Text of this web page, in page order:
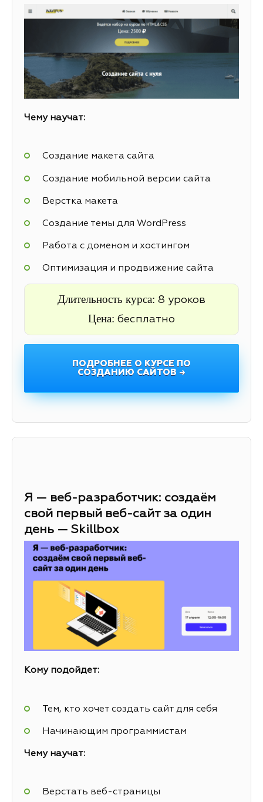
Чему научат:
Создание макета сайта
Создание мобильной версии сайта
Верстка макета
Создание темы для WordPress
Работа с доменом и хостингом
Оптимизация и продвижение сайта
Длительность курса: 8 уроков
Цена: бесплатно
ПОДРОБНЕЕ О КУРСЕ ПО
СОЗДАНИЮ САЙТОВ →
Я — веб-разработчик: создаём
свой первый веб-сайт за один
день — Skillbox
Кому подойдет:
Тем, кто хочет создать сайт для себя
Начинающим программистам
Чему научат:
Верстать веб-страницы